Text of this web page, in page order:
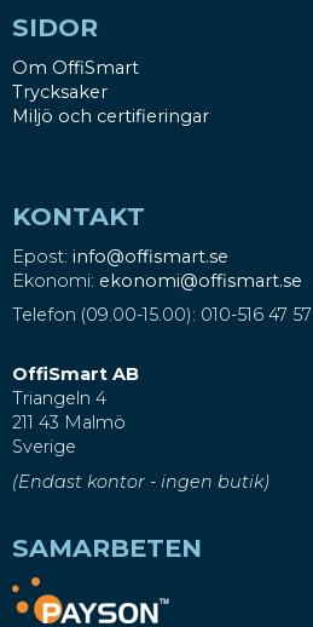
SIDOR
Om OffiSmart
Trycksaker
Miljö och certifieringar
KONTAKT
Epost: info@offismart.se
Ekonomi: ekonomi@offismart.se
Telefon (09.00-15.00): 010-516 47 57
OffiSmart AB
Triangeln 4
211 43 Malmö
Sverige
(Endast kontor - ingen butik)
SAMARBETEN